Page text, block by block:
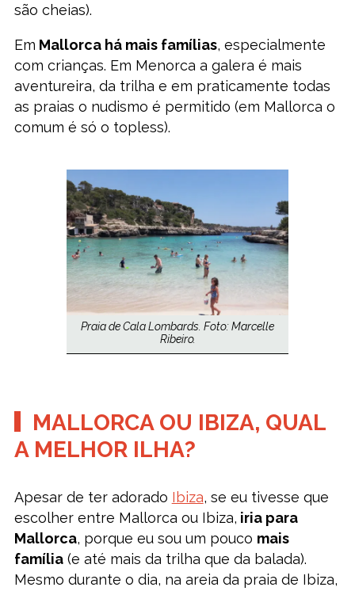
são cheias).
Em Mallorca há mais famílias, especialmente
com crianças. Em Menorca a galera é mais
aventureira, da trilha e em praticamente todas
as praias o nudismo é permitido (em Mallorca o
comum é só o topless).
Praia de Cala Lombards. Foto: Marcelle
Ribeiro.
MALLORCA OU IBIZA, QUAL
A MELHOR ILHA?
Apesar de ter adorado Ibiza, se eu tivesse que
escolher entre Mallorca ou Ibiza, iria para
Mallorca, porque eu sou um pouco mais
família(e até mais da trilha que da balada).
Mesmo durante o dia, na areia da praia de Ibiza,